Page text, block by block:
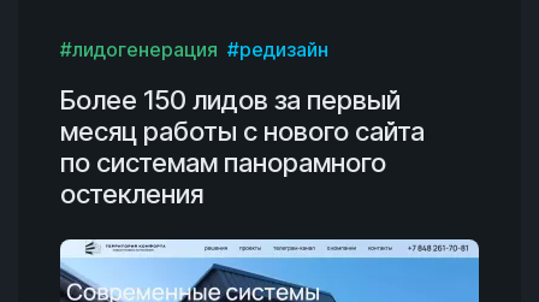
#лидогенерация #редизайн
Более 150 лидов за первый
месяц работы с нового сайта
по системам панорамного
остекления